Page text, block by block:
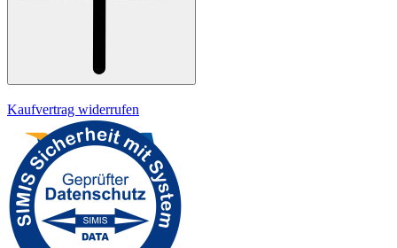
Kaufvertrag widerrufen